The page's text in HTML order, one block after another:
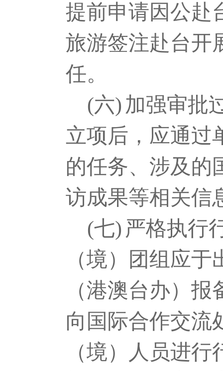
提前申请因公赴
旅游签注赴台开
任。
(六) 加强审批
立项后，应通过
的任务、涉及的
访成果等相关信
(七) 严格执行
（境）团组应于
（港澳台办）
向国际合作交流
（境）人员进